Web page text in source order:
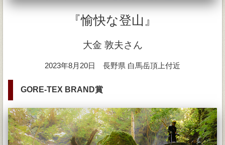
『愉快な登山』
大金 敦夫さん
2023年8月20日 長野県 白馬岳頂上付近
GORE-TEX BRAND賞